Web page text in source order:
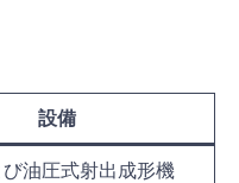
設備
油圧式射出成形機